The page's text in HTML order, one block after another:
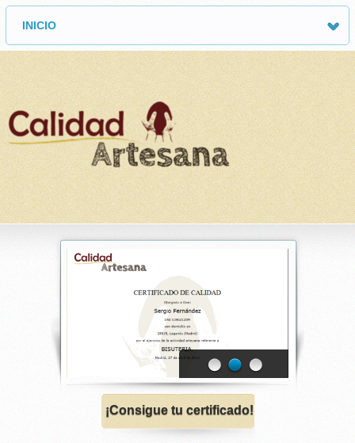
INICIO
¡Consigue tu certificado!